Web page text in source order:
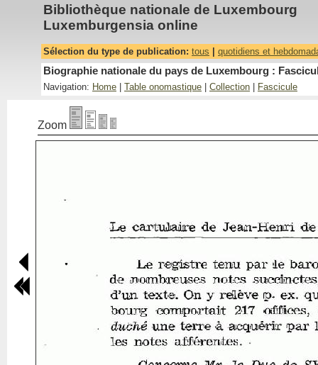
Bibliothèque nationale de Luxembourg
Luxemburgensia online
Sélection du type de publication: tous quotidiens et
Biographie nationale du pays de Luxembourg :
Navigation: Home Table onomastique Collection Fascicule
Zoom